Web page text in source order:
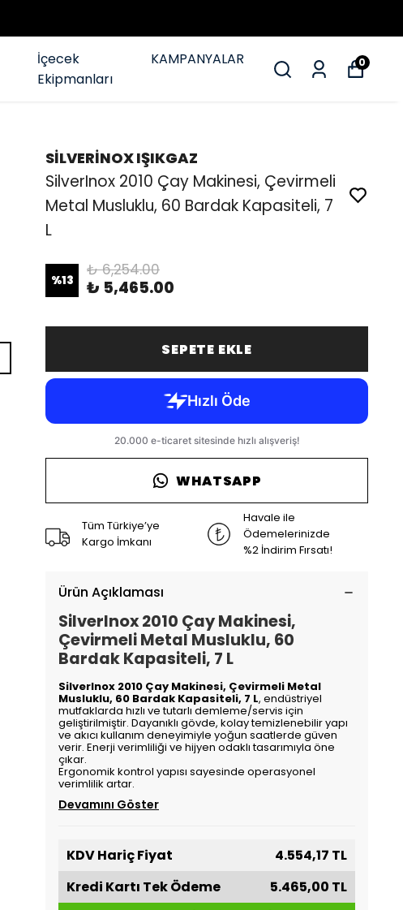
İçecek
Ekipmanları
KAMPANYALAR 0
SİLVERİNOX IŞIKGAZ
SilverInox 2010 Çay Makinesi, Çevirmeli
Metal Musluklu, 60 Bardak Kapasiteli, 7
L
%13
₺ 6,254.00
₺ 5,465.00
SEPETE EKLE
WHATSAPP
Tüm Türkiye’ye
Kargo İmkanı
Havale ile
Ödemelerinizde
%2 İndirim Fırsatı!
Ürün Açıklaması
SilverInox 2010 Çay Makinesi,
Çevirmeli Metal Musluklu, 60
Bardak Kapasiteli, 7 L
SilverInox 2010 Çay Makinesi, Çevirmeli Metal
Musluklu, 60 Bardak Kapasiteli, 7 L, endüstriyel
mutfaklarda hızlı ve tutarlı demleme/servis için
geliştirilmiştir. Dayanıklı gövde, kolay temizlenebilir yapı
ve akıcı kullanım deneyimiyle yoğun saatlerde güven
verir. Enerji verimliliği ve hijyen odaklı tasarımıyla öne
çıkar.
Ergonomik kontrol yapısı sayesinde operasyonel
verimlilik artar.
Devamını Göster
KDV Hariç Fiyat
4.554,17 TL
Kredi Kartı Tek Ödeme
5.465,00 TL